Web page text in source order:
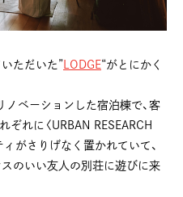
ただいた” LODGE“がとにかく
ベーションした宿泊棟で、客
ぞれに〈URBAN RESEARCH
ィがさりげなく置かれていて、
のいい友人の別荘に遊びに来